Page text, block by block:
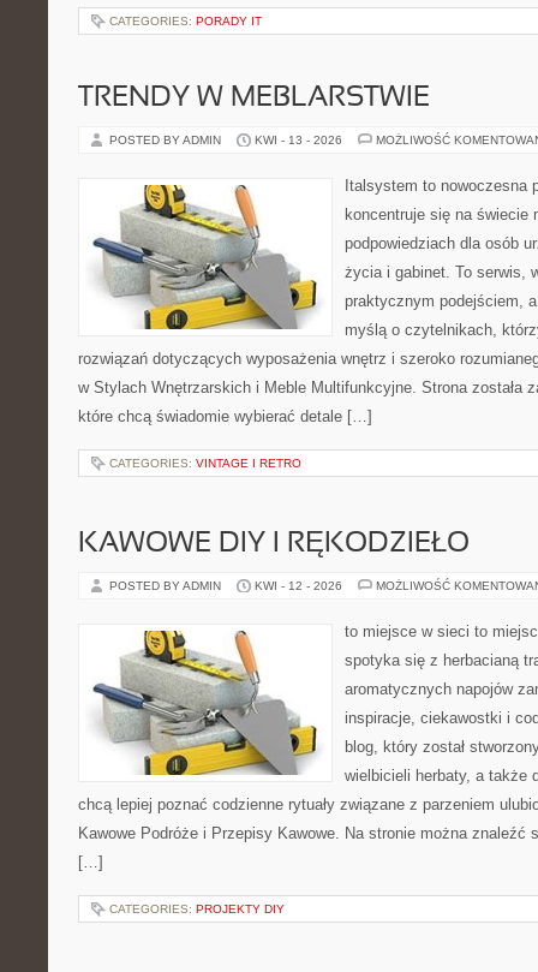
CATEGORIES: PORADY IT
TRENDY W MEBLARSTWIE
POSTED BY ADMIN KWI - 13 - 2026 MOŻLIWOŚĆ
Italsystem to nowoczesna
koncentruje się na świecie
podpowiedziach dla osób
życia i gabinet. To serwis,
praktycznym podejściem,
myślą o czytelnikach,
rozwiązań dotyczących wyposażenia wnętrz i szeroko
w Stylach Wnętrzarskich i Meble Multifunkcyjne. Strona została
które chcą świadomie wybierać detale […]
CATEGORIES: VINTAGE I RETRO
KAWOWE DIY I RĘKODZIEŁO
POSTED BY ADMIN KWI - 12 - 2026 MOŻLIWOŚĆ
to miejsce w sieci to
spotyka się z herbacianą
aromatycznych napojów
inspiracje, ciekawostki i
blog, który został
wielbicieli herbaty, a także
chcą lepiej poznać codzienne rytuały związane z parzeniem
Kawowe Podróże i Przepisy Kawowe. Na stronie można znaleźć
[…]
CATEGORIES: PROJEKTY DIY